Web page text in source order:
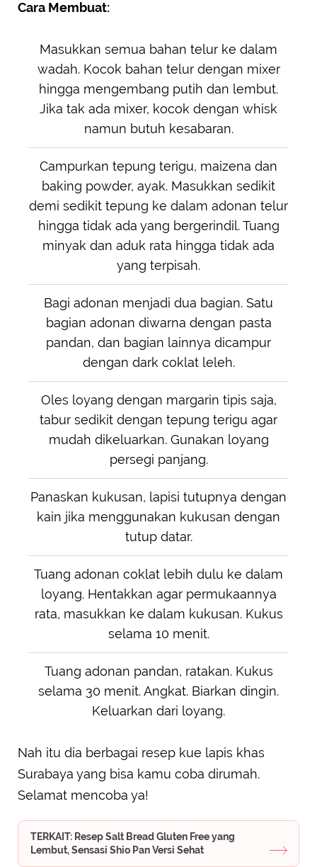
Cara Membuat:
Masukkan semua bahan telur ke dalam
wadah. Kocok bahan telur dengan mixer
hingga mengembang putih dan lembut.
Jika tak ada mixer, kocok dengan whisk
namun butuh kesabaran.
Campurkan tepung terigu, maizena dan
baking powder, ayak. Masukkan sedikit
demi sedikit tepung ke dalam adonan telur
hingga tidak ada yang bergerindil. Tuang
minyak dan aduk rata hingga tidak ada
yang terpisah.
Bagi adonan menjadi dua bagian. Satu
bagian adonan diwarna dengan pasta
pandan, dan bagian lainnya dicampur
dengan dark coklat leleh.
Oles loyang dengan margarin tipis saja,
tabur sedikit dengan tepung terigu agar
mudah dikeluarkan. Gunakan loyang
persegi panjang.
Panaskan kukusan, lapisi tutupnya dengan
kain jika menggunakan kukusan dengan
tutup datar.
Tuang adonan coklat lebih dulu ke dalam
loyang. Hentakkan agar permukaannya
rata, masukkan ke dalam kukusan. Kukus
selama 10 menit.
Tuang adonan pandan, ratakan. Kukus
selama 30 menit. Angkat. Biarkan dingin.
Keluarkan dari loyang.
Nah itu dia berbagai resep kue lapis khas
Surabaya yang bisa kamu coba dirumah.
Selamat mencoba ya!
TERKAIT: Resep Salt Bread Gluten Free yang
Lembut, Sensasi Shio Pan Versi Sehat